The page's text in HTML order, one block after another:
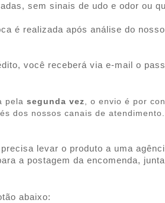
sem sinais de udo e odor ou
é realizada após análise do
você receberá via e-mail o
pela segunda vez , o envio é por
dos nossos canais de atendimento.
levar o produto a uma
a postagem da encomenda,
abaixo: